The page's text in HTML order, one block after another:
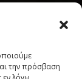
την πρόσβαση